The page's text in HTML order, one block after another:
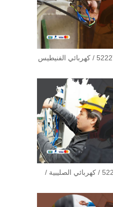
كهربائي الفنيطيس / 52227340 / كهربائي الفنيطيس
كهربائي الصليبية / 52227340 / كهربائي الصليبية /